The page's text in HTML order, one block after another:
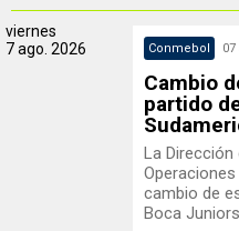
viernes
7 ago. 2026
Conmebol
Cambio
partido
La
cambio de
Boca Juniors